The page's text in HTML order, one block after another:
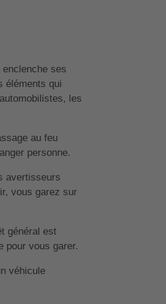
ses
éléments qui
les
au feu
personne.
avertisseurs
vous garez sur
général est
pour vous garer.
véhicule